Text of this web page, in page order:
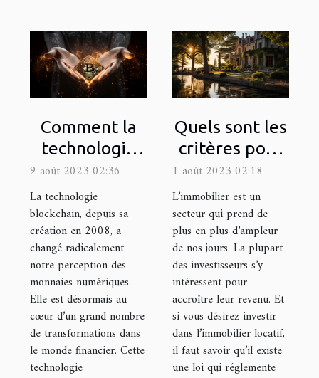
Comment la
technologie
blockchain
change le
monde de la
finance
9 août 2023 02:36
La technologie
blockchain, depuis sa
création en 2008, a
changé radicalement
notre perception des
monnaies numériques.
Elle est désormais au
cœur d’un grand nombre
de transformations dans
le monde financier. Cette
technologie
Quels sont les
critères pour
être éligible à
la Loi Pinel
dans le
département
de la Gironde
?
1 août 2023 02:18
L’immobilier est un
secteur qui prend de
plus en plus d’ampleur
de nos jours. La plupart
des investisseurs s’y
intéressent pour
accroître leur revenu. Et
si vous désirez investir
dans l’immobilier locatif,
il faut savoir qu’il existe
une loi qui réglemente